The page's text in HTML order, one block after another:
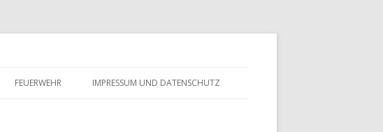
FEUERWEHR IMPRESSUM UND DATENSCHUTZ